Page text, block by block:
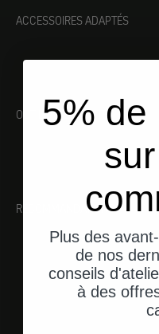
ACCESSOIRES ADAPTÉS
OUTILLAGE ADAPTÉ
RECOMMANDATIONS
5% de
Plus des
de nos
conseils
à des